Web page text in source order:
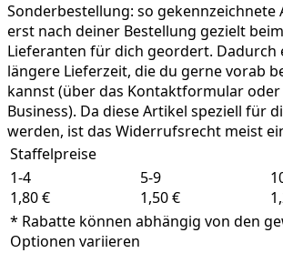
Sonderbestellung: so gekennzeichnete
erst nach deiner Bestellung gezielt
Lieferanten für dich geordert. Dadurch
längere Lieferzeit, die du gerne vorab
kannst (über das Kontaktformular oder
Business). Da diese Artikel speziell für
werden, ist das Widerrufsrecht meist
Staffelpreise
1-4
1,80 €
5-9
1,50 €
* Rabatte können abhängig von den
Optionen variieren